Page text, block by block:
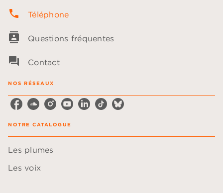
phone Téléphone
contacts Questions fréquentes
question_answer Contact
NOS RÉSEAUX
NOTRE CATALOGUE
Les plumes
Les voix